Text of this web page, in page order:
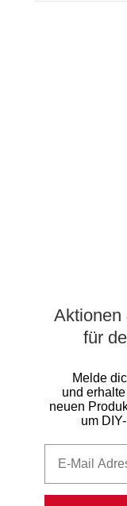
Aktionen
für
Melde
und
neuen
um